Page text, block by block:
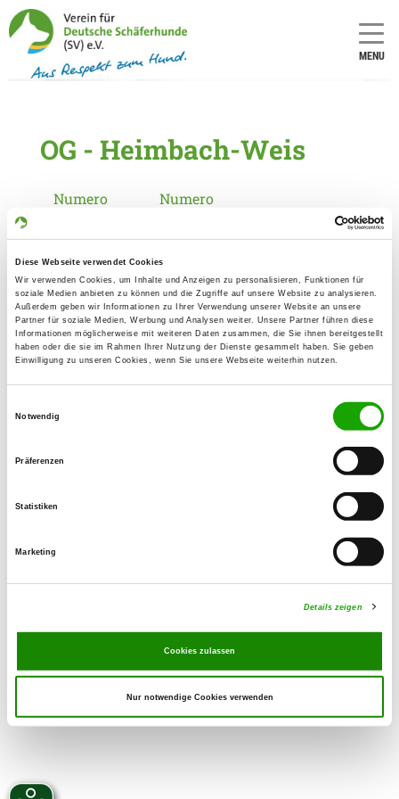
Diese Webseite verwendet Cookies
Wir verwenden Cookies, um Inhalte und Anzeigen zu personalisieren, Funktionen für
soziale Medien anbieten zu können und die Zugriffe auf unsere Website zu analysieren.
Außerdem geben wir Informationen zu Ihrer Verwendung unserer Website an unsere
Partner für soziale Medien, Werbung und Analysen weiter. Unsere Partner führen diese
Informationen möglicherweise mit weiteren Daten zusammen, die Sie ihnen bereitgestellt
haben oder die sie im Rahmen Ihrer Nutzung der Dienste gesammelt haben. Sie geben
Einwilligung zu unseren Cookies, wenn Sie unsere Webseite weiterhin nutzen.
Notwendig
Präferenzen
Statistiken
Marketing
Details zeigen
Cookies zulassen
Nur notwendige Cookies verwenden
MENU
OG - Heimbach-Weis
Numero
Numero
Informationen zur Ortsgruppe
Heimbach-Weis
Kontakt:
Nicole Marie Goergen
Oleanderweg 73
015733651570
h.federkeil@sinzig-franken.de
Homepage: